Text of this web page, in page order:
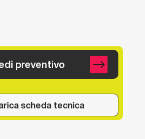
preventivo
scheda tecnica